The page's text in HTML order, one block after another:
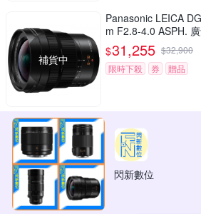
補貨中
Panasonic LEICA
m F2.8-4.0 ASPH.
$31,255 $32,900
限時下殺
券 贈品
閃新數位